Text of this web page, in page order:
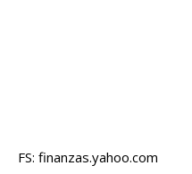
FS: finanzas.yahoo.com